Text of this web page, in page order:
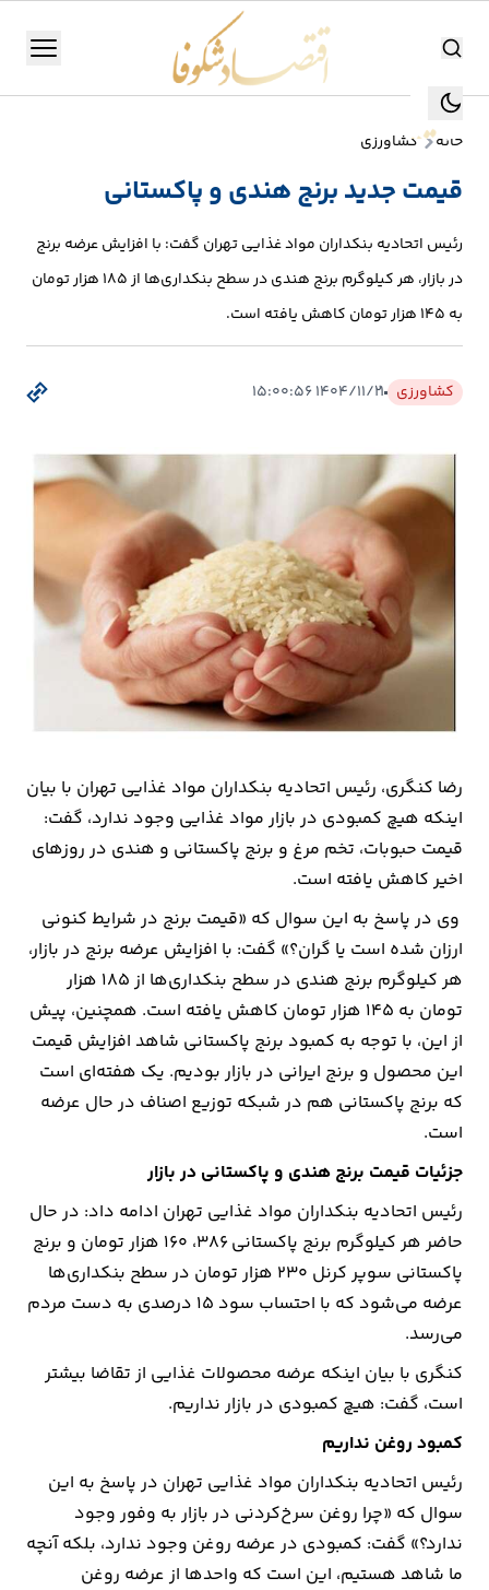
جستجو جستجو
منو
تولید
و
بانک،
و
بیمه
اقتصاد
جهان
بازار
راه
و
مسکن
اقتصاد
ایران
ارتباطات
خودرو
عمومی
نوتیف
شناور
خانه کشاورزی
قیمت جدید برنج هندی و پاکستانی
رئیس اتحادیه بنکداران مواد غذایی تهران گفت: با افزایش عرضه برنج
در بازار، هر کیلوگرم برنج هندی در سطح بنکداری‌ها از ۱۸۵ هزار تومان
به ۱۴۵ هزار تومان کاهش یافته است.
کشاورزی ۱۴۰۴/۱۱/۲۱ ۱۵:۰۰:۵۶
رضا کنگری، رئیس اتحادیه بنکداران مواد غذایی تهران با بیان
اینکه هیچ کمبودی در بازار مواد غذایی وجود ندارد، گفت:
قیمت حبوبات، تخم مرغ و برنج پاکستانی و هندی در روز‌های
اخیر کاهش یافته است.
وی در پاسخ به این سوال که «قیمت برنج در شرایط کنونی
ارزان شده است یا گران؟» گفت: با افزایش عرضه برنج در بازار،
هر کیلوگرم برنج هندی در سطح بنکداری‌ها از ۱۸۵ هزار
تومان به ۱۴۵ هزار تومان کاهش یافته است. همچنین، پیش
از این، با توجه به کمبود برنج پاکستانی شاهد افزایش قیمت
این محصول و برنج ایرانی در بازار بودیم. یک هفته‌ای است
که برنج پاکستانی هم در شبکه توزیع اصناف در حال عرضه
است.
جزئیات قیمت برنج هندی و پاکستانی در بازار
رئیس اتحادیه بنکداران مواد غذایی تهران ادامه داد: در حال
حاضر هر کیلوگرم برنج پاکستانی ۳۸۶، ۱۶۰ هزار تومان و برنج
پاکستانی سوپر کرنل ۲۳۰ هزار تومان در سطح بنکداری‌ها
عرضه می‌شود که با احتساب سود ۱۵ درصدی به دست مردم
می‌رسد.
کنگری با بیان اینکه عرضه محصولات غذایی از تقاضا بیشتر
است، گفت: هیچ کمبودی در بازار نداریم.
کمبود روغن نداریم
رئیس اتحادیه بنکداران مواد غذایی تهران در پاسخ به این
سوال که «چرا روغن سرخ‌کردنی در بازار به وفور وجود
ندارد؟» گفت: کمبودی در عرضه روغن وجود ندارد، بلکه آنچه
ما شاهد هستیم، این است که واحد‌ها از عرضه روغن